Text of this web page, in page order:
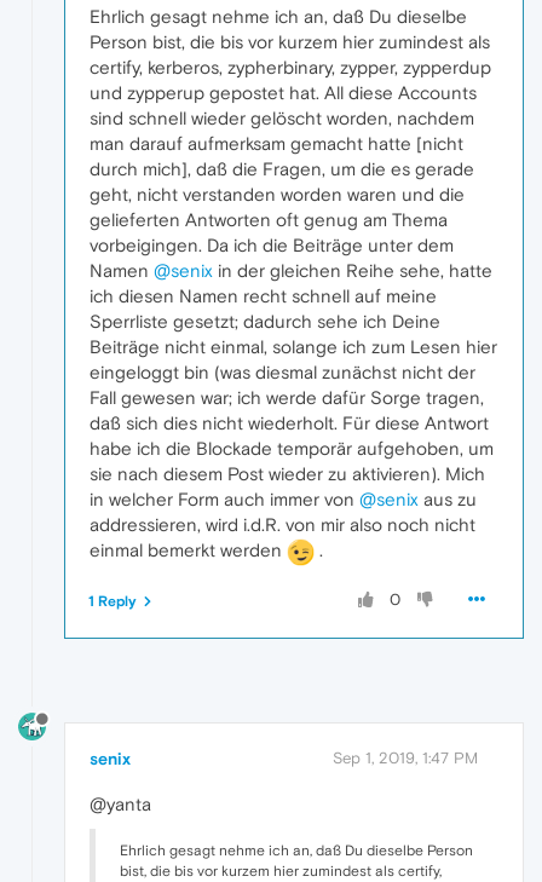
Ehrlich gesagt nehme ich an, daß Du dieselbe
Person bist, die bis vor kurzem hier zumindest als
certify, kerberos, zypherbinary, zypper, zypperdup
und zypperup gepostet hat. All diese Accounts
sind schnell wieder gelöscht worden, nachdem
man darauf aufmerksam gemacht hatte [nicht
durch mich], daß die Fragen, um die es gerade
geht, nicht verstanden worden waren und die
gelieferten Antworten oft genug am Thema
vorbeigingen. Da ich die Beiträge unter dem
Namen @senix in der gleichen Reihe sehe, hatte
ich diesen Namen recht schnell auf meine
Sperrliste gesetzt; dadurch sehe ich Deine
Beiträge nicht einmal, solange ich zum Lesen hier
eingeloggt bin (was diesmal zunächst nicht der
Fall gewesen war; ich werde dafür Sorge tragen,
daß sich dies nicht wiederholt. Für diese Antwort
habe ich die Blockade temporär aufgehoben, um
sie nach diesem Post wieder zu aktivieren). Mich
in welcher Form auch immer von @senix aus zu
addressieren, wird i.d.R. von mir also noch nicht
einmal bemerkt werden
.
0
1 Reply
senix Sep 1, 2019, 1:47 PM
@yanta
Ehrlich gesagt nehme ich an, daß Du dieselbe Person
bist, die bis vor kurzem hier zumindest als certify,